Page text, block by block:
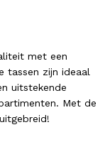
met een
tassen zijn ideaal
uitstekende
Met de